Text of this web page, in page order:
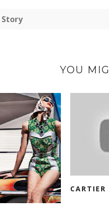
YOU
CARTIER